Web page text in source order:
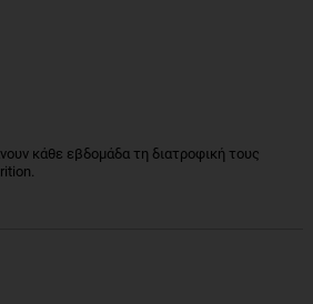
κάθε εβδομάδα τη διατροφική τους